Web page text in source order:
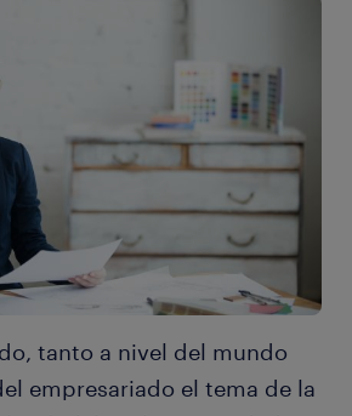
tanto a nivel del mundo
empresariado el tema de la